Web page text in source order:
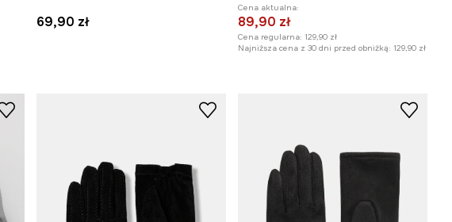
69,90 zł
Cena aktualna:
89,90 zł
Cena regularna: 129,90 zł
Najniższa cena z 30 dni przed obniżką: 129,90 zł